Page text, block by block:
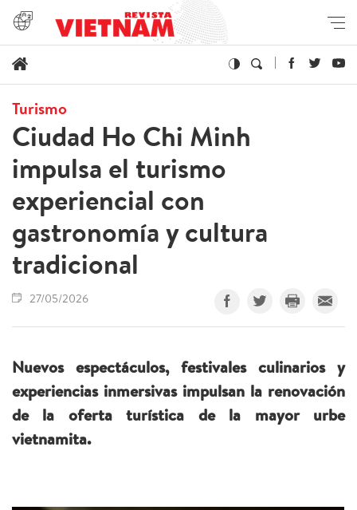
Turismo
Ciudad Ho Chi Minh
impulsa el turismo
experiencial con
gastronomía y cultura
tradicional
27/05/2026
Nuevos espectáculos, festivales culinarios y
experiencias inmersivas impulsan la renovación
de la oferta turística de la mayor urbe
vietnamita.